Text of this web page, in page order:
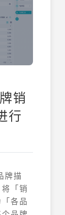
销
行
牌描
「销
各品